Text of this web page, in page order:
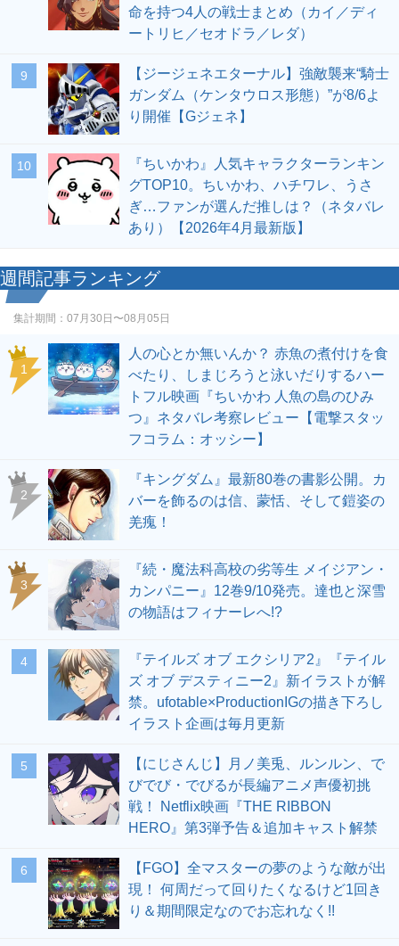
命を持つ4人の戦士まとめ（カイ／ディ
ートリヒ／セオドラ／レダ）
9
【ジージェネエターナル】強敵襲来“騎士
ガンダム（ケンタウロス形態）”が8/6よ
り開催【Gジェネ】
10
『ちいかわ』人気キャラクターランキン
グTOP10。ちいかわ、ハチワレ、うさ
ぎ…ファンが選んだ推しは？（ネタバレ
あり）【2026年4月最新版】
週間記事ランキング
集計期間： 07月30日〜08月05日
1
人の心とか無いんか？ 赤魚の煮付けを食
べたり、しまじろうと泳いだりするハー
トフル映画『ちいかわ 人魚の島のひみ
つ』ネタバレ考察レビュー【電撃スタッ
フコラム：オッシー】
2
『キングダム』最新80巻の書影公開。カ
バーを飾るのは信、蒙恬、そして鎧姿の
羌瘣！
3
『続・魔法科高校の劣等生 メイジアン・
カンパニー』12巻9/10発売。達也と深雪
の物語はフィナーレへ!?
4
『テイルズ オブ エクシリア2』『テイル
ズ オブ デスティニー2』新イラストが解
禁。ufotable×ProductionIGの描き下ろし
イラスト企画は毎月更新
5
【にじさんじ】月ノ美兎、ルンルン、で
びでび・でびるが長編アニメ声優初挑
戦！ Netflix映画『THE RIBBON
HERO』第3弾予告＆追加キャスト解禁
6
【FGO】全マスターの夢のような敵が出
現！ 何周だって回りたくなるけど1回き
り＆期間限定なのでお忘れなく!!